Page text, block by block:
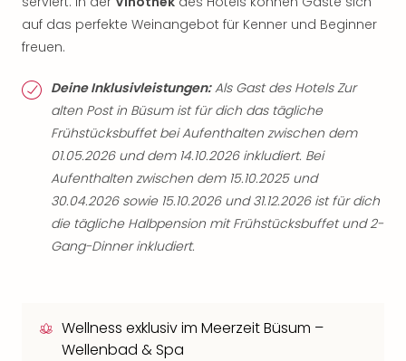
auf das perfekte Weinangebot für Kenner und Beginner
freuen.
Deine Inklusivleistungen:Als Gast des Hotels Zur
alten Post in Büsum ist für dich das tägliche
Frühstücksbuffet bei Aufenthalten zwischen dem
01.05.2026 und dem 14.10.2026 inkludiert. Bei
Aufenthalten zwischen dem 15.10.2025 und
30.04.2026 sowie 15.10.2026 und 31.12.2026 ist für dich
die tägliche Halbpension mit Frühstücksbuffet und 2-
Gang-Dinner inkludiert.
Wellness exklusiv im Meerzeit Büsum –
Wellenbad & Spa